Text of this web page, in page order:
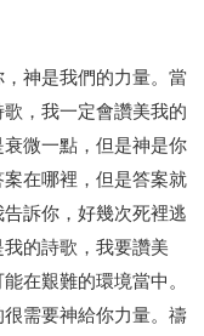
神是我們的力量。當
，我一定會讚美我的
微一點，但是神是你
在哪裡，但是答案就
訴你，好幾次死裡逃
的詩歌，我要讚美
在艱難的環境當中。
需要神給你力量。禱